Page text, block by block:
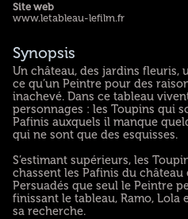
Site web
www.letableau-lefilm.fr
Synopsis
Un château, des jardins fleuris,
ce qu’un Peintre pour des
inachevé. Dans ce tableau
personnages : les Toupins qui
Pafinis auxquels il manque
qui ne sont que des esquisses.
S’estimant supérieurs, les
chassent les Pafinis du château
Persuadés que seul le Peintre
finissant le tableau, Ramo, Lola
sa recherche.